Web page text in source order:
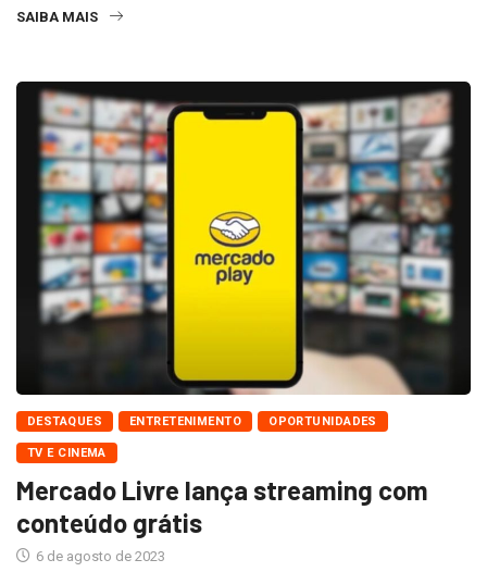
SAIBA MAIS
DESTAQUES ENTRETENIMENTO OPORTUNIDADES
TV E CINEMA
Mercado Livre lança streaming com
conteúdo grátis
6 de agosto de 2023